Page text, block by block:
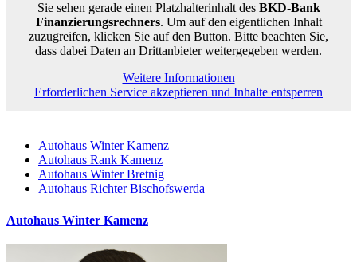
Sie sehen gerade einen Platzhalterinhalt des BKD-Bank
Finanzierungsrechners. Um auf den eigentlichen Inhalt
zuzugreifen, klicken Sie auf den Button. Bitte beachten Sie,
dass dabei Daten an Drittanbieter weitergegeben werden.
Weitere Informationen
Erforderlichen Service akzeptieren und Inhalte entsperren
Autohaus Winter Kamenz
Autohaus Rank Kamenz
Autohaus Winter Bretnig
Autohaus Richter Bischofswerda
Autohaus Winter Kamenz